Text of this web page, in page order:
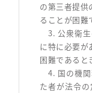
の第三者提供
ることが困難
3. 公衆衛生
に特に必要が
困難であると
4. 国の機関
た者が法令